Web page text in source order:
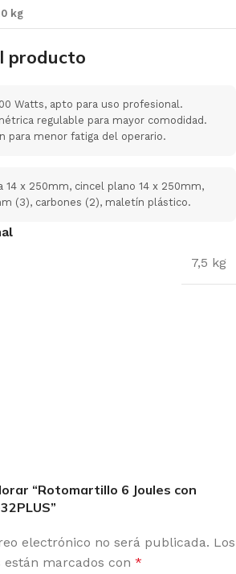
kg
producto
Watts, apto para uso profesional.
regulable para mayor comodidad.
para menor fatiga del operario.
x 250mm, cincel plano 14 x 250mm,
(3), carbones (2), maletín plástico.
7,5 kg
“Rotomartillo 6 Joules con
electrónico no será publicada. Los
marcados con *